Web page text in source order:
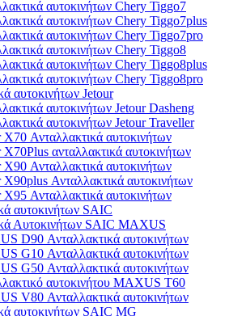
αυτοκινήτων Chery Tiggo7
αυτοκινήτων Chery Tiggo7plus
αυτοκινήτων Chery Tiggo7pro
αυτοκινήτων Chery Tiggo8
αυτοκινήτων Chery Tiggo8plus
αυτοκινήτων Chery Tiggo8pro
αυτοκινήτων Jetour
αυτοκινήτων Jetour Dasheng
αυτοκινήτων Jetour Traveller
X70 Ανταλλακτικά αυτοκινήτων
X70Plus ανταλλακτικά αυτοκινήτων
X90 Ανταλλακτικά αυτοκινήτων
X90plus Ανταλλακτικά αυτοκινήτων
X95 Ανταλλακτικά αυτοκινήτων
αυτοκινήτων SAIC
Αυτοκινήτων SAIC MAXUS
D90 Ανταλλακτικά αυτοκινήτων
G10 Ανταλλακτικά αυτοκινήτων
G50 Ανταλλακτικά αυτοκινήτων
αυτοκινήτου MAXUS T60
V80 Ανταλλακτικά αυτοκινήτων
αυτοκινήτων SAIC MG